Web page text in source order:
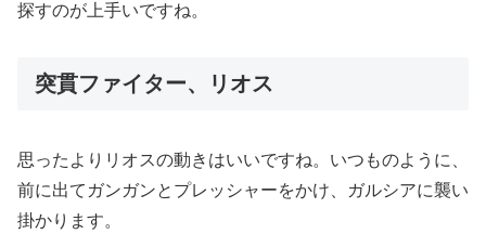
探すのが上手いですね。
突貫ファイター、リオス
思ったよりリオスの動きはいいですね。いつものように、
前に出てガンガンとプレッシャーをかけ、ガルシアに襲い
掛かります。